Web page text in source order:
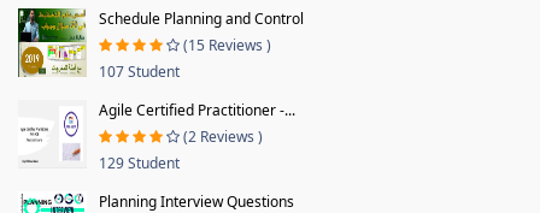
Schedule Planning and Control
(15 Reviews )
107 Student
Agile Certified Practitioner -...
(2 Reviews )
129 Student
Planning Interview Questions